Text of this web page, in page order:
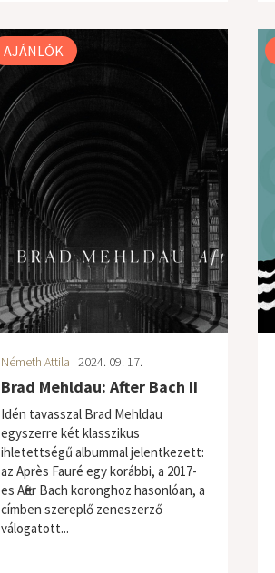
AJÁNLÓK
Németh Attila | 2024. 09. 17.
Brad Mehldau: After Bach II
Idén tavasszal Brad Mehldau
egyszerre két klasszikus
ihletettségű albummal jelentkezett:
az Après Fauré egy korábbi, a 2017-
es After Bach koronghoz hasonlóan, a
címben szereplő zeneszerző
válogatott...